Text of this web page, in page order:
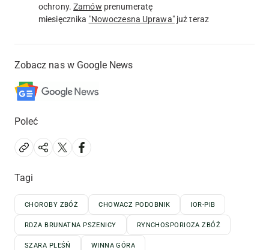
ochrony.Zamów prenumeratę
miesięcznika "Nowoczesna Uprawa"już teraz
Zobacz nas w Google News
Poleć
Tagi
CHOROBY ZBÓŻ CHOWACZ PODOBNIK IOR-PIB
RDZA BRUNATNA PSZENICY RYNCHOSPORIOZA ZBÓŻ
SZARA PLEŚŃ WINNA GÓRA